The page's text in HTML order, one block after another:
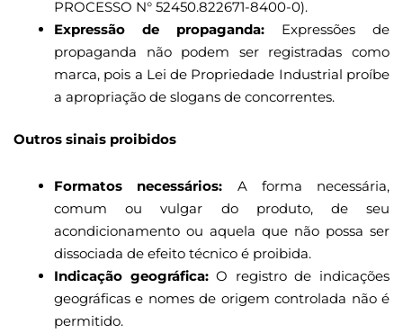
PROCESSO N° 52450.822671-8400-0).
Expressão de propaganda: Expressões de
propaganda não podem ser registradas como
marca, pois a Lei de Propriedade Industrial proíbe
a apropriação de slogans de concorrentes.
Outros sinais proibidos
Formatos necessários: A forma necessária,
comum ou vulgar do produto, de seu
acondicionamento ou aquela que não possa ser
dissociada de efeito técnico é proibida.
Indicação geográfica:O registro de indicações
geográficas e nomes de origem controlada não é
permitido.